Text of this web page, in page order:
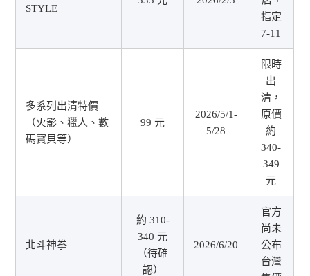
STYLE
指定
7-11
多系列出清特價
（火影、獵人、數
碼寶貝等）
99 元
2026/5/1-
5/28
限時
出
清，
原價
約
340-
349
元
北斗神拳
約 310-
340 元
（待確
認）
2026/6/20
官方
尚未
公布
台灣